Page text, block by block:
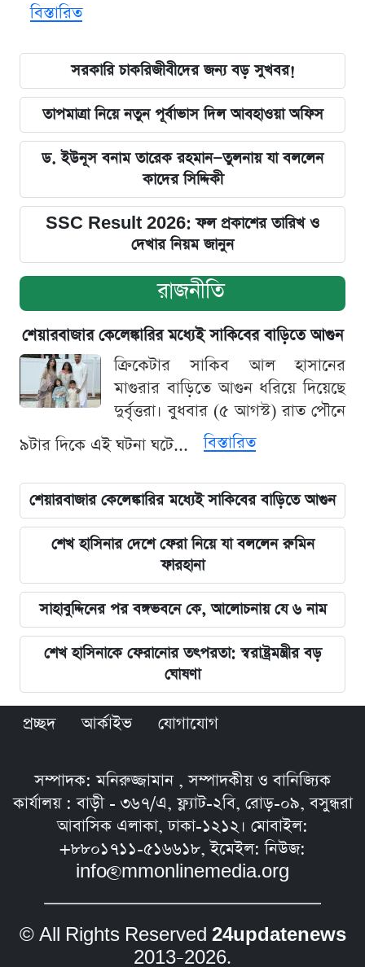
বিস্তারিত
সরকারি চাকরিজীবীদের জন্য বড় সুখবর!
তাপমাত্রা নিয়ে নতুন পূর্বাভাস দিল আবহাওয়া অফিস
ড. ইউনূস বনাম তারেক রহমান—তুলনায় যা বললেন
কাদের সিদ্দিকী
SSC Result 2026: ফল প্রকাশের তারিখ ও
দেখার নিয়ম জানুন
রাজনীতি
শেয়ারবাজার কেলেঙ্কারির মধ্যেই সাকিবের বাড়িতে আগুন
ক্রিকেটার সাকিব আল হাসানের
মাগুরার বাড়িতে আগুন ধরিয়ে দিয়েছে
দুর্বৃত্তরা। বুধবার (৫ আগস্ট) রাত পৌনে
৯টার দিকে এই ঘটনা ঘটে...
বিস্তারিত
শেয়ারবাজার কেলেঙ্কারির মধ্যেই সাকিবের বাড়িতে আগুন
শেখ হাসিনার দেশে ফেরা নিয়ে যা বললেন রুমিন
ফারহানা
সাহাবুদ্দিনের পর বঙ্গভবনে কে, আলোচনায় যে ৬ নাম
শেখ হাসিনাকে ফেরানোর তৎপরতা: স্বরাষ্ট্রমন্ত্রীর বড়
ঘোষণা
প্রচ্ছদ আর্কাইভ যোগাযোগ
সম্পাদক: মনিরুজ্জামান , সম্পাদকীয় ও বানিজ্যিক
কার্যালয় : বাড়ী - ৩৬৭/এ, ফ্ল্যাট-২বি, রোড়-০৯, বসুন্ধরা
আবাসিক এলাকা, ঢাকা-১২১২। মোবাইল:
+৮৮০১৭১১-৫১৬৬১৮, ইমেইল: নিউজ:
info@mmonlinemedia.org
© All Rights Reserved 24updatenews
2013–2026.